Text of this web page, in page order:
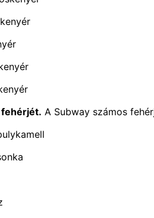
fehérjét. A Subway számos